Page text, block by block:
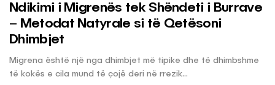
Ndikimi i Migrenës tek Shëndeti i Burrave
– Metodat Natyrale si të Qetësoni
Dhimbjet
Migrena është një nga dhimbjet më tipike dhe të dhimbshme
të kokës e cila mund të çojë deri në rrezik...